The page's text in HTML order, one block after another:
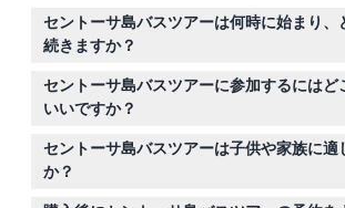
セントーサ島バスツアーは何時に始まり、
続きますか？
ツアーは毎日午前10時、正午12時、午後2
4時に開始し、各ツアーは約2時間続きま
場合がありますので、ご予約時にご確認く
セントーサ島バスツアーに参加するにはど
いいですか？
スカイヘリックス・セントーサの向かいに
駅のチケットカウンターに到着し、予定さ
時間の少なくとも10分前にはそこにいるよ
セントーサ島バスツアーは子供や家族に適
か？
はい、4歳から12歳の子供は歓迎されてお